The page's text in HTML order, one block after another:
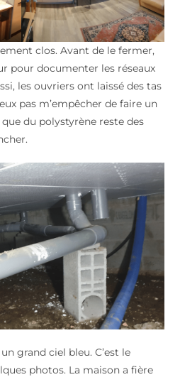
clos. Avant de le fermer,
pour documenter les réseaux
les ouvriers ont laissé des tas
pas m’empêcher de faire un
du polystyrène reste des
grand ciel bleu. C’est le
photos. La maison a fière